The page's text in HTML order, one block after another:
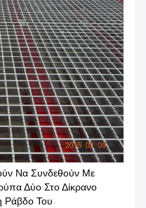
Να Συνδεθούν Με
Δύο Στο Δίκρανο
Ράβδο Του